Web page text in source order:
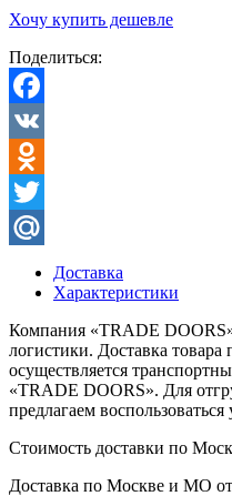
Хочу купить дешевле
Поделиться:
Facebook
VK
Odnoklassniki
Twitter
Mail.Ru
Доставка
Характеристики
Компания «TRADE
логистики. Доставка
осуществляется
«TRADE DOORS». Для
предлагаем
Стоимость доставки по
Доставка по Москве и МО